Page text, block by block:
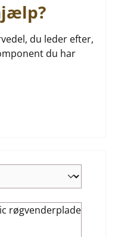
du leder efter,
du har